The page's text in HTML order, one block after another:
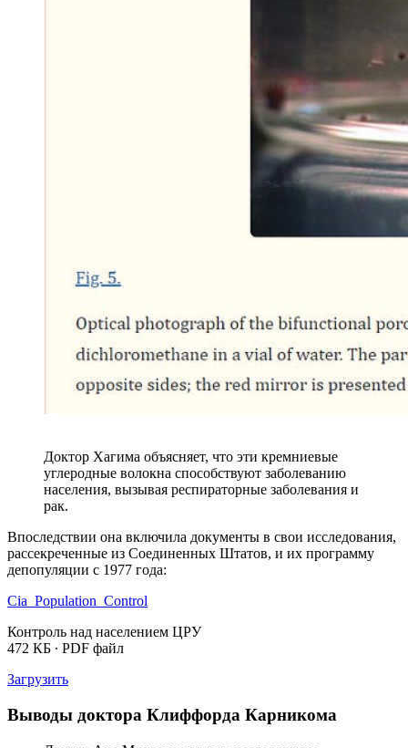
Доктор Хагима объясняет, что эти кремниевые
углеродные волокна способствуют заболеванию
населения, вызывая респираторные заболевания и
рак.
Впоследствии она включила документы в свои исследования,
рассекреченные из Соединенных Штатов, и их программу
депопуляции с 1977 года:
Cia_Population_Control
Контроль над населением ЦРУ
472 КБ ∙ PDF файл
Загрузить
Выводы доктора Клиффорда Карникома